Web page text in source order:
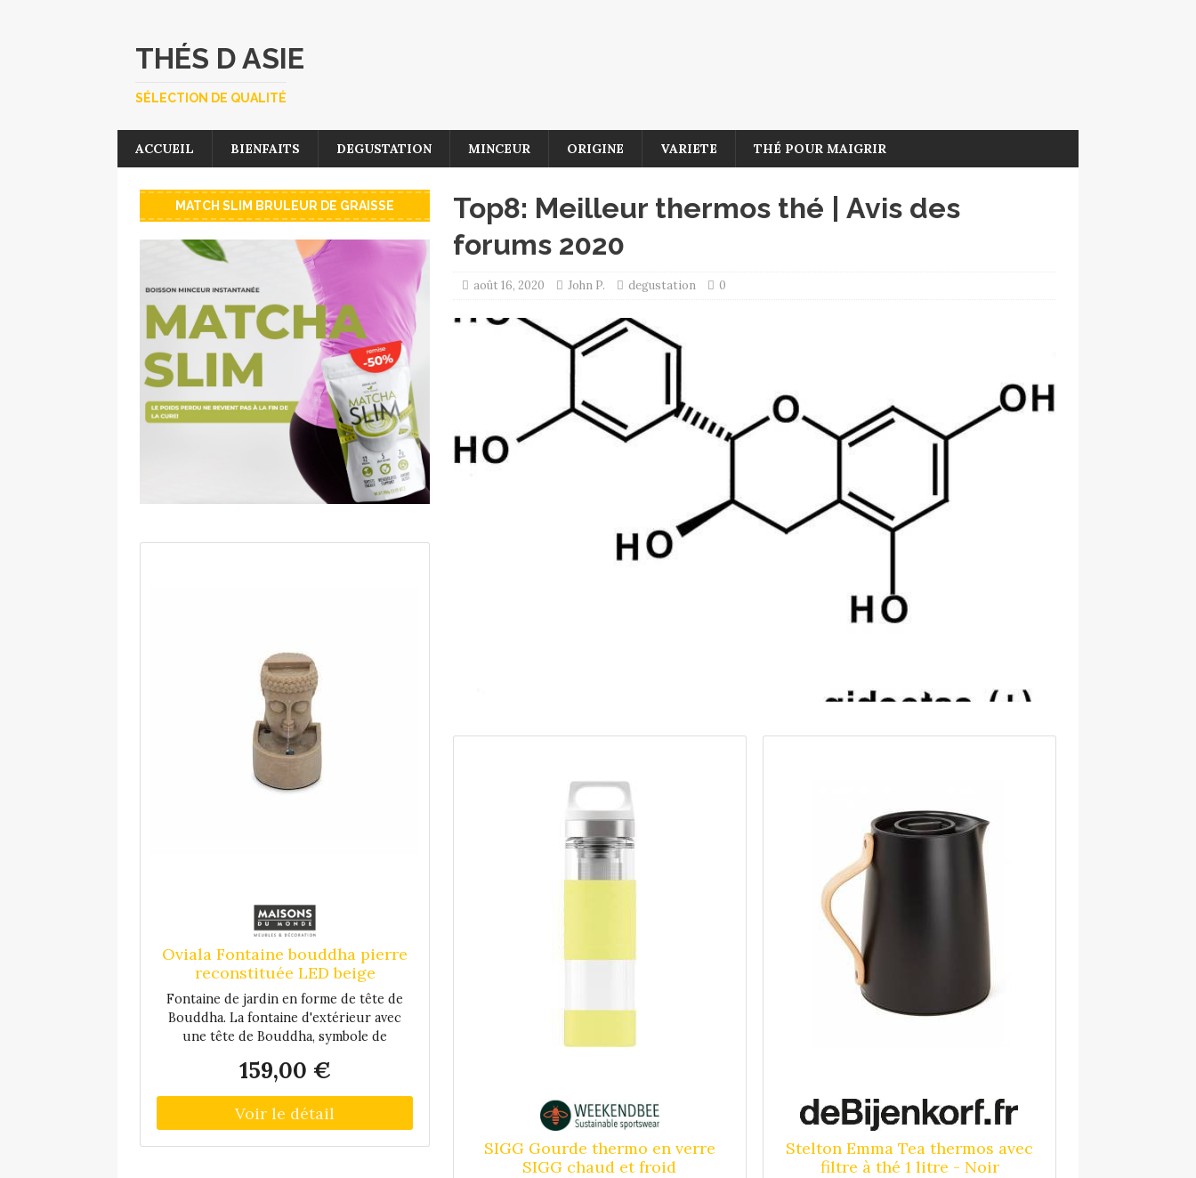
THÉS D ASIE
SÉLECTION DE QUALITÉ
ACCUEIL BIENFAITS DEGUSTATION MINCEUR ORIGINE VARIETE THÉ POUR MAIGRIR
Top8: Meilleur thermos thé | Avis des
forums 2020
août 16, 2020 John P. degustation 0
SIGG Gourde thermo en verre
SIGG chaud et froid
Stelton Emma Tea thermos avec
filtre à thé 1 litre - Noir
MATCH SLIM BRULEUR DE GRAISSE
Oviala Fontaine bouddha pierre
reconstituée LED beige
Fontaine de jardin en forme de tête de
Bouddha. La fontaine d'extérieur avec
une tête de Bouddha, symbole de
accessoire déco pour le jardin, le balcon
ou la terrasse. Le ruissellement de l'eau,
qui se fait en circuit fermé, génère un
bruit de fond discret et apaisant. La
fontaine tête de Bouddha est munie
159,00 €